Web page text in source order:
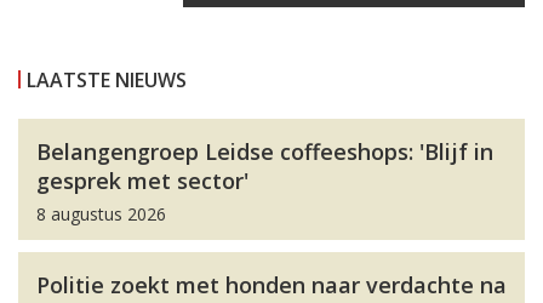
LAATSTE NIEUWS
Belangengroep Leidse coffeeshops: 'Blijf in
gesprek met sector'
8 augustus 2026
Politie zoekt met honden naar verdachte na